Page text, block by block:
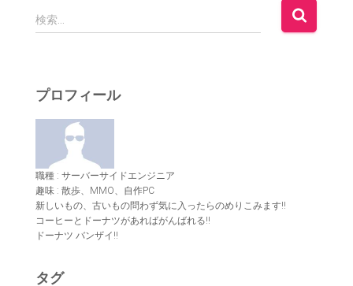
検
索
検索…
プロフィール
職種 : サーバーサイドエンジニア
趣味 : 散歩、MMO、自作PC
新しいもの、古いもの問わず気に入ったらのめりこみます!!
コーヒーとドーナツがあればがんばれる!!
ドーナツ バンザイ!!
タグ